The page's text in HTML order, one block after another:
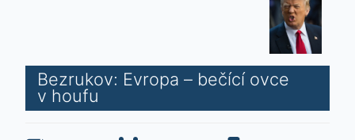
Bezrukov: Evropa – bečící ovce
v houfu